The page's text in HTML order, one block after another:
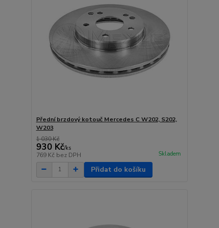
Přední brzdový kotouč Mercedes C W202, S202,
W203
1 030 Kč
930 Kč/ks
769 Kč bez DPH Skladem
Přidat do košíku